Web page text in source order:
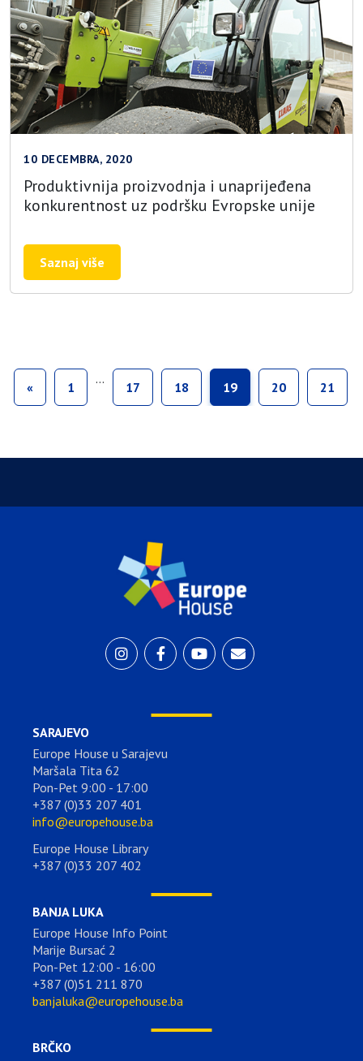
10 DECEMBRA, 2020
Produktivnija proizvodnja i unaprijeđena
konkurentnost uz podršku Evropske unije
Saznaj više
« 1
…
17 18 19 20 21
SARAJEVO
Europe House u Sarajevu
Maršala Tita 62
Pon-Pet 9:00 - 17:00
+387 (0)33 207 401
info@europehouse.ba
Europe House Library
+387 (0)33 207 402
BANJA LUKA
Europe House Info Point
Marije Bursać 2
Pon-Pet 12:00 - 16:00
+387 (0)51 211 870
banjaluka@europehouse.ba
BRČKO